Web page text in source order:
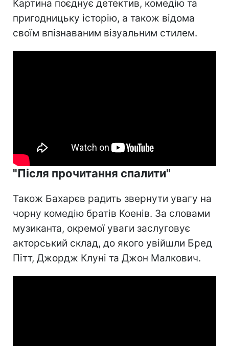
Картина поєднує детектив, комедію та
пригодницьку історію, а також відома
своїм впізнаваним візуальним стилем.
"Після прочитання спалити"
Також Бахарєв радить звернути увагу на
чорну комедію братів Коенів. За словами
музиканта, окремої уваги заслуговує
акторський склад, до якого увійшли Бред
Пітт, Джордж Клуні та Джон Малкович.